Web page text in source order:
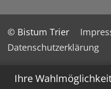
Ihre
© Bistum Trier
Datenschutzerklärung